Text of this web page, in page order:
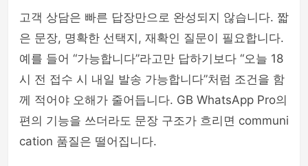
고객 상담은 빠른 답장만으로 완성되지 않습니다. 짧
은 문장, 명확한 선택지, 재확인 질문이 필요합니다.
예를 들어 “가능합니다”라고만 답하기보다 “오늘 18
시 전 접수 시 내일 발송 가능합니다”처럼 조건을 함
께 적어야 오해가 줄어듭니다. GB WhatsApp Pro의
편의 기능을 쓰더라도 문장 구조가 흐리면 communi
cation 품질은 떨어집니다.